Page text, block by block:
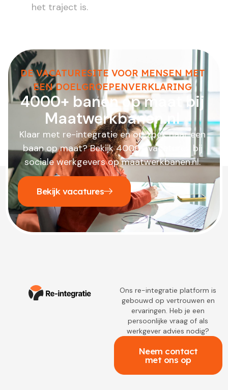
het traject is.
DE VACATURESITE VOOR MENSEN MET
EEN DOELGROEPENVERKLARING
4000+ banen op maat bij
Maatwerkbanen.nl
Klaar met re-integratie en op zoek naar een
baan op maat? Bekijk 4000+ vacatures bij
sociale werkgevers op maatwerkbanen.nl.
Bekijk vacatures
Ons re-integratie platform is
gebouwd op vertrouwen en
ervaringen. Heb je een
persoonlijke vraag of als
werkgever advies nodig?
Neem contact
met ons op